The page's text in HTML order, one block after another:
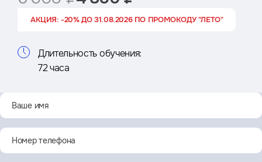
АКЦИЯ: -20% ДО 31.08.2026 ПО ПРОМОКОДУ "ЛЕТО"
Длительность обучения:
72 часа